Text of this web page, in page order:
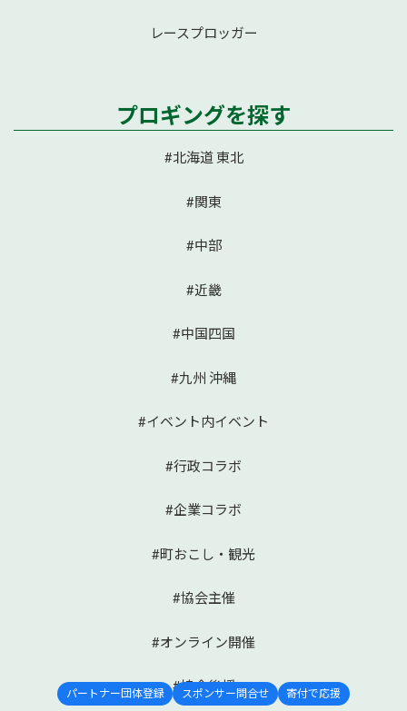
パートナー団体登録 スポンサー問合せ 寄付で応援
レースプロッガー
プロギングを探す
#北海道 東北
#関東
#中部
#近畿
#中国四国
#九州 沖縄
#イベント内イベント
#行政コラボ
#企業コラボ
#町おこし・観光
#協会主催
#オンライン開催
#協会後援